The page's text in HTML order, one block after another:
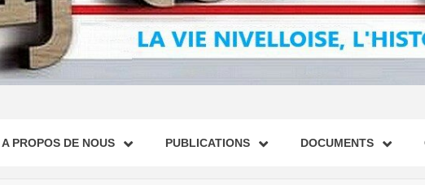
A PROPOS DE NOUS PUBLICATIONS DOCUMENTS